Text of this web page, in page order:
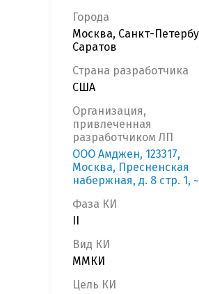
Города
Москва, Санкт-
Саратов
Страна разработчика
США
Организация,
привлеченная
разработчиком ЛП
ООО Амджен, 123317,
Москва, Пресненская
набержная, д. 8 стр. 1, ~
Фаза КИ
Вид КИ
ММКИ
Цель КИ